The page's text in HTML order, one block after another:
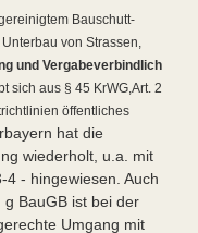
Bauschutt-
von Strassen,
und Vergabeverbindlich
sich aus § 45 KrWG,Art. 2
öffentliches
hat die
wiederholt, u.a. mit
4 - hingewiesen. Auch
g BauGB ist bei der
Umgang mit